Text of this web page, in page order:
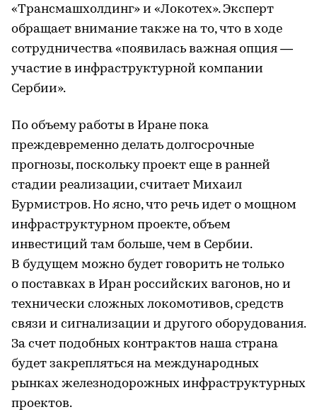
«Трансмашхолдинг» и «Локотех». Эксперт
обращает внимание также на то, что в ходе
сотрудничества «появилась важная опция —
участие в инфраструктурной компании
Сербии».
По объему работы в Иране пока
преждевременно делать долгосрочные
прогнозы, поскольку проект еще в ранней
стадии реализации, считает Михаил
Бурмистров. Но ясно, что речь идет о мощном
инфраструктурном проекте, объем
инвестиций там больше, чем в Сербии.
В будущем можно будет говорить не только
о поставках в Иран российских вагонов, но и
технически сложных локомотивов, средств
связи и сигнализации и другого оборудования.
За счет подобных контрактов наша страна
будет закрепляться на международных
рынках железнодорожных инфраструктурных
проектов.